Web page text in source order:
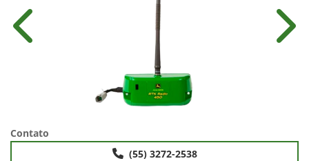
Anterior
Contato
(55) 3272-2538